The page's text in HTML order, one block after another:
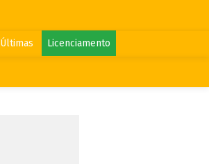
Últimas Licenciamento